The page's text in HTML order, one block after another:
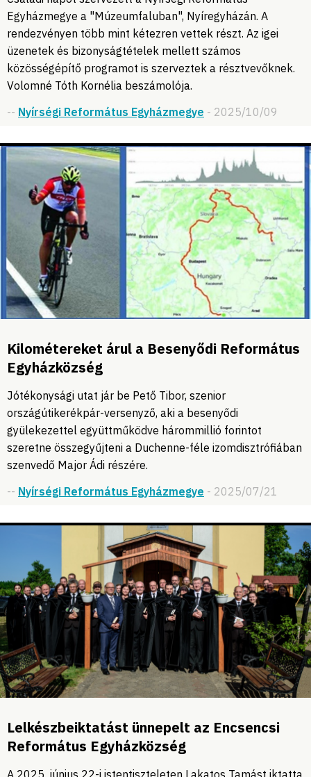
Egyházmegye a "Múzeumfaluban", Nyíregyházán. A
rendezvényen több mint kétezren vettek részt. Az igei
üzenetek és bizonyságtételek mellett számos
közösségépítő programot is szerveztek a résztvevőknek.
Volomné Tóth Kornélia beszámolója.
-- Nyírségi Református Egyházmegye - 2025/10/09
Kilométereket árul a Besenyődi Református
Egyházközség
Jótékonysági utat jár be Pető Tibor, szenior
országútikerékpár-versenyző, aki a besenyődi
gyülekezettel együttműködve hárommillió forintot
szeretne összegyűjteni a Duchenne-féle izomdisztrófiában
szenvedő Major Ádi részére.
-- Nyírségi Református Egyházmegye - 2025/07/21
Lelkészbeiktatást ünnepelt az Encsencsi
Református Egyházközség